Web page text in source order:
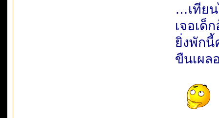
…เทีย
เจอเด็
ยิ่งพักนี้
ขืนเผล